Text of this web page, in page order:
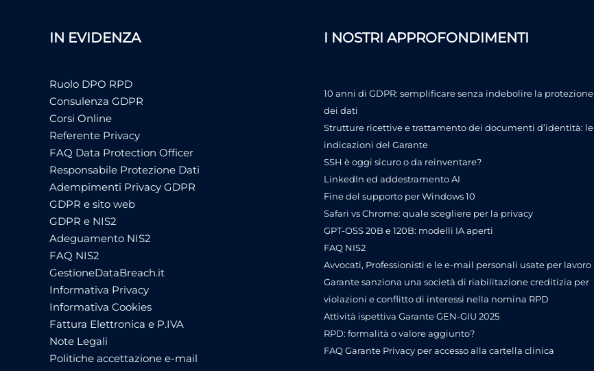
IN EVIDENZA
Ruolo DPO RPD
Consulenza GDPR
Corsi Online
Referente Privacy
FAQ Data Protection Officer
Responsabile Protezione Dati
Adempimenti Privacy GDPR
GDPR e sito web
GDPR e NIS2
Adeguamento NIS2
FAQ NIS2
GestioneDataBreach.it
Informativa Privacy
Informativa Cookies
Fattura Elettronica e P.IVA
Note Legali
Politiche accettazione e-mail
I NOSTRI APPROFONDIMENTI
10 anni di GDPR: semplificare senza indebolire la protezione
dei dati
Strutture ricettive e trattamento dei documenti d’identità: le
indicazioni del Garante
SSH è oggi sicuro o da reinventare?
LinkedIn ed addestramento AI
Fine del supporto per Windows 10
Safari vs Chrome: quale scegliere per la privacy
GPT-OSS 20B e 120B: modelli IA aperti
FAQ NIS2
Avvocati, Professionisti e le e-mail personali usate per lavoro
Garante sanziona una società di riabilitazione creditizia per
violazioni e conflitto di interessi nella nomina RPD
Attività ispettiva Garante GEN-GIU 2025
RPD: formalità o valore aggiunto?
FAQ Garante Privacy per accesso alla cartella clinica